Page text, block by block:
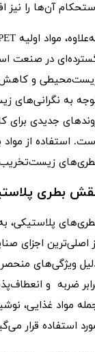
آن‌ها را نیز
در صنعت
و کاهش
جدیدی برای
استفاده از مواد
بطری
پلاستیکی،
اصلی‌ترین اجزای
ویژگی‌های
ضربه و
مواد غذایی،
استفاده قرار